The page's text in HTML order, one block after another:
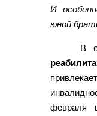
И
юной
В
февраля